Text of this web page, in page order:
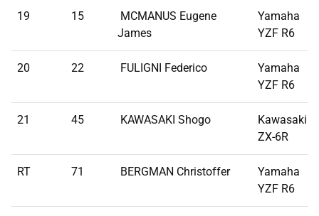
19 15
MCMANUS Eugene
James
Yamaha
YZF R6
20 22 FULIGNI Federico
Yamaha
YZF R6
21 45 KAWASAKI Shogo
Kawasaki
ZX-6R
RT 71 BERGMAN Christoffer
Yamaha
YZF R6